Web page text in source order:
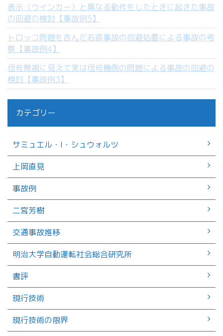
表示（ウインカー）と異なる動作をしたときに起きた事故
の回避の検討【事故例5】
トロッコ問題を含んだ右直事故の回避処置による事故の考
察【事故例4】
信号無視に見えて実は信号機側の問題による事故の回避の
検討【事故例3】
カテゴリー
サミュエル・I・シュウォルツ
上岡直見
事故例
二宮芳樹
交通事故推移
明治大学自動運転社会総合研究所
書評
現行技術
現行技術の限界